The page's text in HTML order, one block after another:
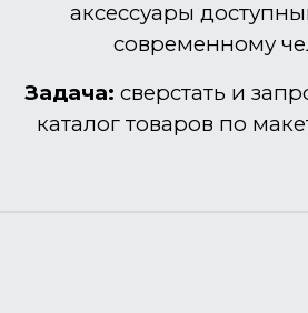
аксессуары
современному
Задача: сверстать и
каталог товаров по